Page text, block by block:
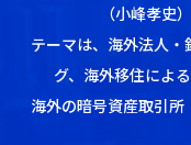
（小峰孝史
テーマは、海外法人
グ、海外移住によ
海外の暗号資産取引